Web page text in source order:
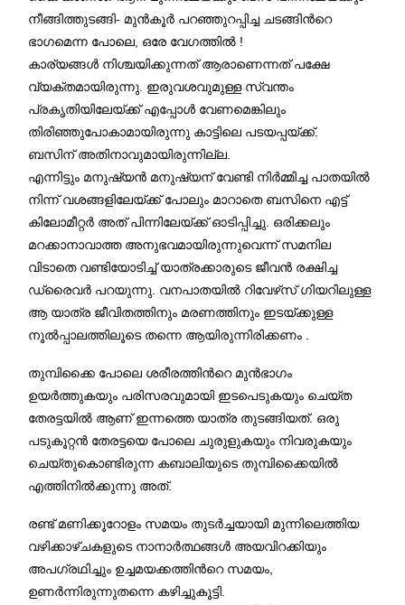
നീങ്ങിത്തുടങ്ങി- മുന്‍കൂര്‍ പറഞ്ഞുറപ്പിച്ച ചടങ്ങിന്‍റെ
ഭാഗമെന്ന പോലെ, ഒരേ വേഗത്തില്‍ !
കാര്യങ്ങൾ നിശ്ചയിക്കുന്നത് ആരാണെന്നത് പക്ഷേ
വ്യക്തമായിരുന്നു. ഇരുവശവുമുള്ള സ്വന്തം
പ്രകൃതിയിലേയ്ക്ക് എപ്പോൾ വേണമെങ്കിലും
തിരിഞ്ഞുപോകാമായിരുന്നു കാട്ടിലെ പടയപ്പയ്ക്ക്.
ബസിന് അതിനാവുമായിരുന്നില്ല.
എന്നിട്ടും മനുഷ്യൻ മനുഷ്യന് വേണ്ടി നിർമ്മിച്ച പാതയിൽ
നിന്ന് വശങ്ങളിലേയ്ക്ക് പോലും മാറാതെ ബസിനെ എട്ട്
കിലോമീറ്റർ അത് പിന്നിലേയ്ക്ക് ഓടിപ്പിച്ചു. ഒരിക്കലും
മറക്കാനാവാത്ത അനുഭവമായിരുന്നുവെന്ന് സമനില
വിടാതെ വണ്ടിയോടിച്ച് യാത്രക്കാരുടെ ജീവൻ രക്ഷിച്ച
ഡ്രൈവർ പറയുന്നു. വനപാതയിൽ റിവേഴ്‌സ് ഗിയറിലുള്ള
ആ യാത്ര ജീവിതത്തിനും മരണത്തിനും ഇടയ്ക്കുള്ള
നൂല്‍പ്പാലത്തിലൂടെ തന്നെ ആയിരുന്നിരിക്കണം .
തുമ്പിക്കൈ പോലെ ശരീരത്തിന്‍റെ മുന്‍ഭാഗം
ഉയര്‍ത്തുകയും പരിസരവുമായി ഇടപെടുകയും ചെയ്ത
തേരട്ടയില്‍ ആണ് ഇന്നത്തെ യാത്ര തുടങ്ങിയത്. ഒരു
പടുകൂറ്റന്‍ തേരട്ടയെ പോലെ ചുരുളുകയും നിവരുകയും
ചെയ്തുകൊണ്ടിരുന്ന കബാലിയുടെ തുമ്പിക്കൈയില്‍
എത്തിനിൽക്കുന്നു അത്.
രണ്ട് മണിക്കൂറോളം സമയം തുടര്‍ച്ചയായി മുന്നിലെത്തിയ
വഴിക്കാഴ്ചകളുടെ നാനാര്‍ത്ഥങ്ങള്‍ അയവിറക്കിയും
അപഗ്രഥിച്ചും ഉച്ചമയക്കത്തിന്‍റെ സമയം,
ഉണർന്നിരുന്നുതന്നെ കഴിച്ചുകൂട്ടി.